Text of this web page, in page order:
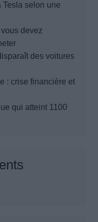
Tesla selon une
devez
des voitures
: crise financière et
qui atteint 1100